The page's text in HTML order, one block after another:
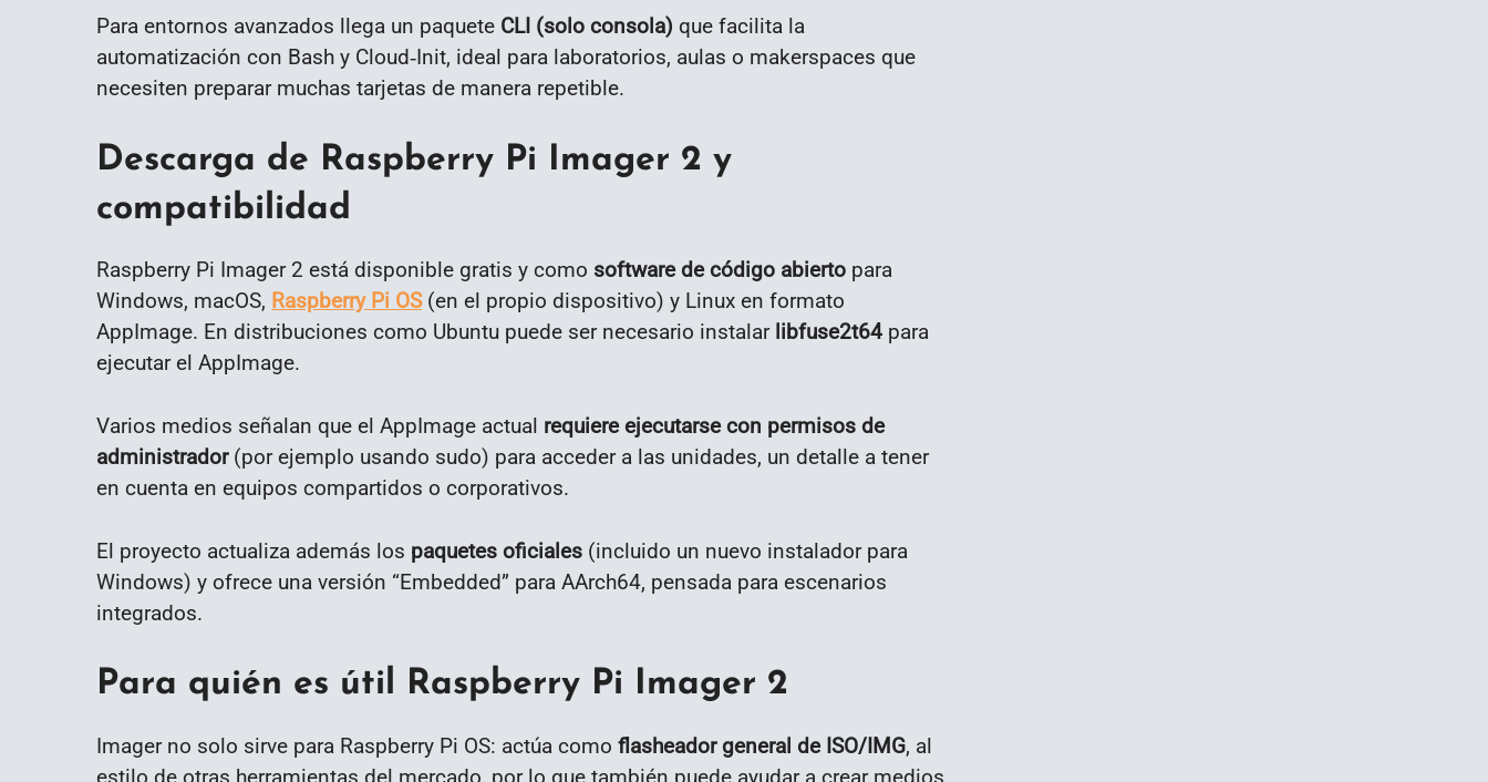
Para entornos avanzados llega un paquete CLI (solo consola) que facilita la
automatización con Bash y Cloud‑Init, ideal para laboratorios, aulas o makerspaces que
necesiten preparar muchas tarjetas de manera repetible.
Descarga de Raspberry Pi Imager 2 y
compatibilidad
Raspberry Pi Imager 2 está disponible gratis y como software de código abierto para
Windows, macOS, Raspberry Pi OS(en el propio dispositivo) y Linux en formato
AppImage. En distribuciones como Ubuntu puede ser necesario instalar libfuse2t64 para
ejecutar el AppImage.
Varios medios señalan que el AppImage actual requiere ejecutarse con permisos de
administrador(por ejemplo usando sudo) para acceder a las unidades, un detalle a tener
en cuenta en equipos compartidos o corporativos.
El proyecto actualiza además los paquetes oficiales (incluido un nuevo instalador para
Windows) y ofrece una versión “Embedded” para AArch64, pensada para escenarios
integrados.
Para quién es útil Raspberry Pi Imager 2
Imager no solo sirve para Raspberry Pi OS: actúa como flasheador general de ISO/IMG, al
estilo de otras herramientas del mercado, por lo que también puede ayudar a crear medios